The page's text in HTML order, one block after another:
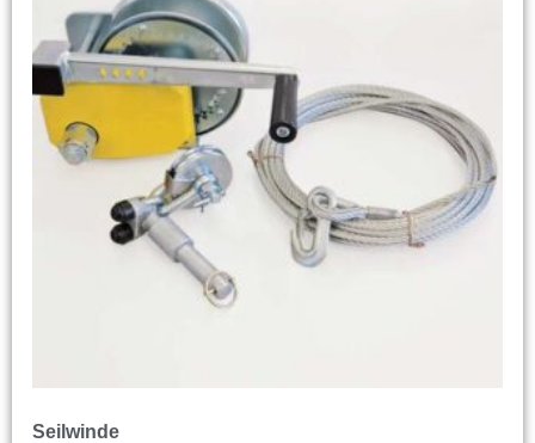
Seilwinde